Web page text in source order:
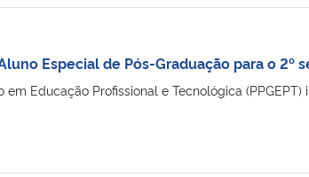
Especial de Pós-Graduação para o 2º
Educação Profissional e Tecnológica